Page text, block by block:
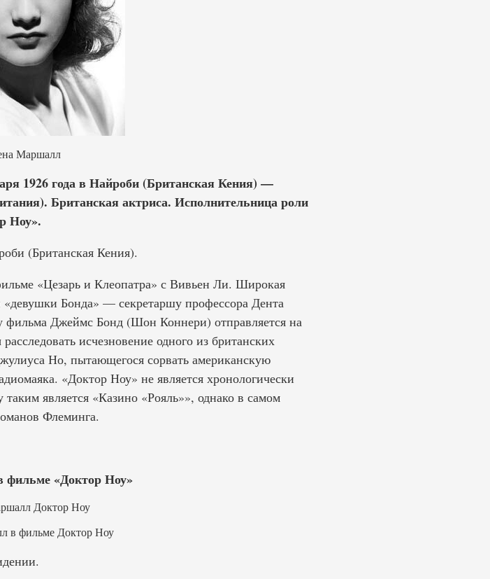
1926 года в Найроби (Британская Кения) —
Британская актриса. Исполнительница роли
Ноу».
(Британская Кения).
«Цезарь и Клеопатра» с Вивьен Ли. Широкая
Бонда» — секретаршу профессора Дента
Джеймс Бонд (Шон Коннери) отправляется на
исчезновение одного из британских
Но, пытающегося сорвать американскую
«Доктор Ноу» не является хронологически
является «Казино «Рояль»», однако в самом
Флеминга.
«Доктор Ноу»